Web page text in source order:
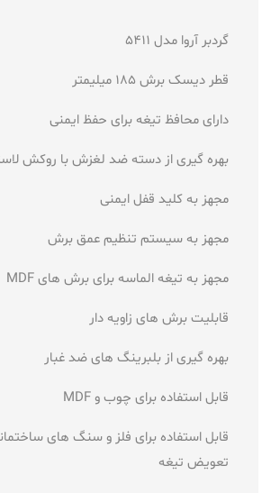
گردبر آروا مدل 5411
قطر دیسک برش 185 میلیمتر
دارای محافظ تیغه برای حفظ ایمنی
بهره گیری از دسته ضد لغزش با روکش
مجهز به کلید قفل ایمنی
مجهز به سیستم تنظیم عمق برش
مجهز به تیغه الماسه برای برش های MDF
قابلیت برش های زاویه دار
بهره گیری از بلبرینگ های ضد غبار
قابل استفاده برای چوب و MDF
قابل استفاده برای فلز و سنگ های
تعویض تیغه